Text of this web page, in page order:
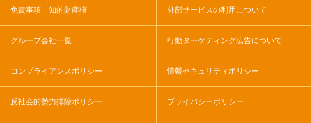
免責事項・知的財産権 外部サービスの利用について
グループ会社一覧 行動ターゲティング広告について
コンプライアンスポリシー 情報セキュリティポリシー
反社会的勢力排除ポリシー プライバシーポリシー